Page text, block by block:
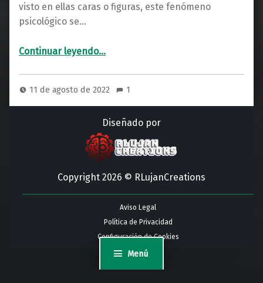
Menú
visto en ellas caras o figuras, este fenómeno
psicológico se…
Continuar leyendo…
11 de agosto de 2022 1
Diseñado por
Copyright 2026 © RLujanCreations
Aviso Legal
Política de Privacidad
Configuración de Cookies